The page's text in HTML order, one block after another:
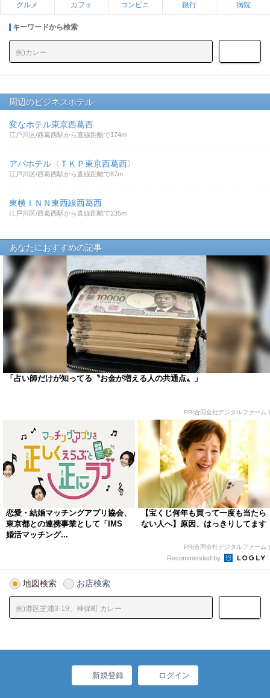
グルメ カフェ コンビニ 銀行 病院
キーワードから検索
周辺のビジネスホテル
変なホテル東京西葛西
江戸川区/西葛西駅から直線距離で174m
アパホテル〈ＴＫＰ東京西葛西〉
江戸川区/西葛西駅から直線距離で87m
東横ＩＮＮ東西線西葛西
江戸川区/西葛西駅から直線距離で235m
あなたにおすすめの記事
「占い師だけが知ってる〝お金が増える人の共通点〟」
PR(合同会社デジタルファーム )
恋愛・結婚マッチングアプリ協会、
東京都との連携事業として「IMS
婚活マッチング...
【宝くじ何年も買って一度も当たら
ない人へ】原因、はっきりしてます
PR(合同会社デジタルファーム )
Recommended by
地図検索 お店検索
新規登録 ログイン